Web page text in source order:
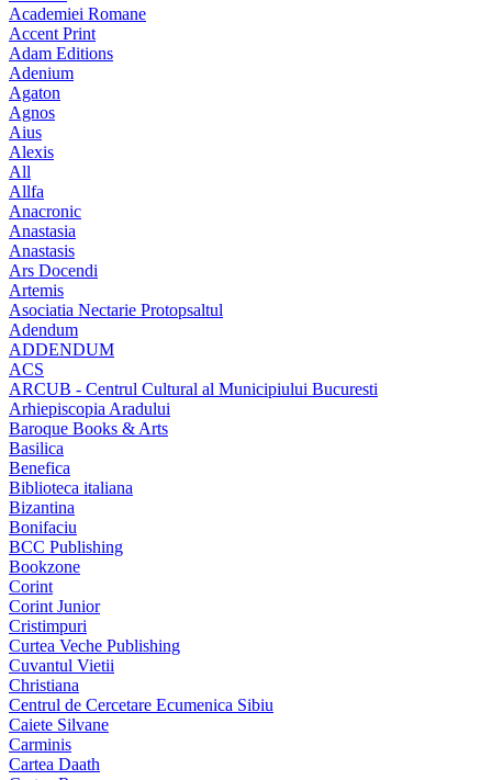
Academiei Romane
Accent Print
Adam Editions
Adenium
Agaton
Agnos
Aius
Alexis
All
Allfa
Anacronic
Anastasia
Anastasis
Ars Docendi
Artemis
Asociatia Nectarie Protopsaltul
Adendum
ADDENDUM
ACS
ARCUB - Centrul Cultural al Municipiului Bucuresti
Arhiepiscopia Aradului
Baroque Books & Arts
Basilica
Benefica
Biblioteca italiana
Bizantina
Bonifaciu
BCC Publishing
Bookzone
Corint
Corint Junior
Cristimpuri
Curtea Veche Publishing
Cuvantul Vietii
Christiana
Centrul de Cercetare Ecumenica Sibiu
Caiete Silvane
Carminis
Cartea Daath